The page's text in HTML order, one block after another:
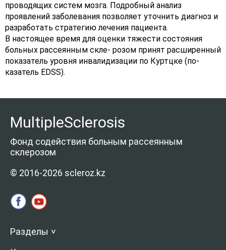
проводящих систем мозга. Подробный анализ
проявлений заболевания позволяет уточнить диагноз и
разработать стратегию лечения пациента.
В настоящее время для оценки тяжести состояния
больных рассеянным скле- розом принят расширенный
показатель уровня инвалидизации по Куртцке (по-
казатель EDSS).
MultipleSclerosis
Фонд содействия больным рассеянным
склерозом
© 2016-2026 scleroz.kz
Разделы >